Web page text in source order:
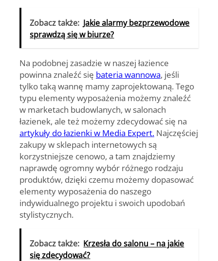
Zobacz także: Jakie alarmy bezprzewodowe
sprawdzą się w biurze?
Na podobnej zasadzie w naszej łazience
powinna znaleźć się bateria wannowa, jeśli
tylko taką wannę mamy zaprojektowaną. Tego
typu elementy wyposażenia możemy znaleźć
w marketach budowlanych, w salonach
łazienek, ale też możemy zdecydować się na
artykuły do łazienki w Media Expert. Najczęściej
zakupy w sklepach internetowych są
korzystniejsze cenowo, a tam znajdziemy
naprawdę ogromny wybór różnego rodzaju
produktów, dzięki czemu możemy dopasować
elementy wyposażenia do naszego
indywidualnego projektu i swoich upodobań
stylistycznych.
Zobacz także: Krzesła do salonu – na jakie
się zdecydować?